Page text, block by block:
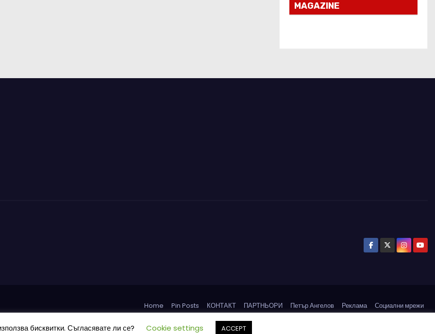
MAGAZINE
Home Pin Posts КОНТАКТ ПАРТНЬОРИ Петър Ангелов Реклама
Социални мрежи
бисквитки. Съгласявате ли се? Cookie settings ACCEPT